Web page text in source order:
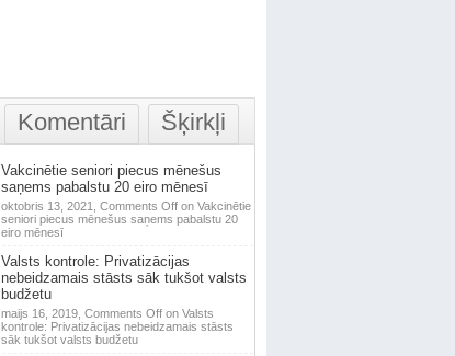
Komentāri Šķirkļi
Vakcinētie seniori piecus mēnešus
saņems pabalstu 20 eiro mēnesī
oktobris 13, 2021, Comments Offon Vakcinētie
seniori piecus mēnešus saņems pabalstu 20
eiro mēnesī
Valsts kontrole: Privatizācijas
nebeidzamais stāsts sāk tukšot valsts
budžetu
maijs 16, 2019, Comments Offon Valsts
kontrole: Privatizācijas nebeidzamais stāsts
sāk tukšot valsts budžetu